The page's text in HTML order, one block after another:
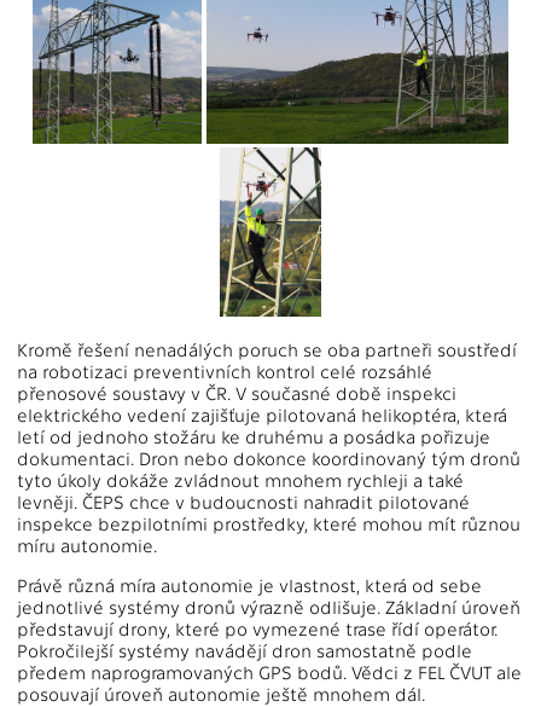
Kromě řešení nenadálých poruch se oba partneři soustředí
na robotizaci preventivních kontrol celé rozsáhlé
přenosové soustavy v ČR. V současné době inspekci
elektrického vedení zajišťuje pilotovaná helikoptéra, která
letí od jednoho stožáru ke druhému a posádka pořizuje
dokumentaci. Dron nebo dokonce koordinovaný tým dronů
tyto úkoly dokáže zvládnout mnohem rychleji a také
levněji. ČEPS chce v budoucnosti nahradit pilotované
inspekce bezpilotními prostředky, které mohou mít různou
míru autonomie.
Právě různá míra autonomie je vlastnost, která od sebe
jednotlivé systémy dronů výrazně odlišuje. Základní úroveň
představují drony, které po vymezené trase řídí operátor.
Pokročilejší systémy navádějí dron samostatně podle
předem naprogramovaných GPS bodů. Vědci z FEL ČVUT ale
posouvají úroveň autonomie ještě mnohem dál.